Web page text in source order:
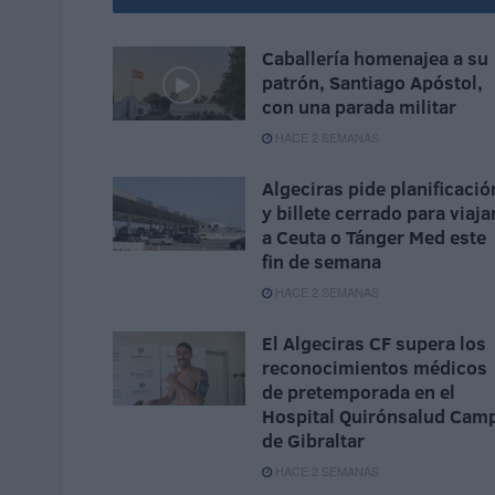
Caballería homenajea a su
patrón, Santiago Apóstol,
con una parada militar
HACE 2 SEMANAS
Algeciras pide
y billete cerrado para
a Ceuta o Tánger Med este
fin de semana
HACE 2 SEMANAS
El Algeciras CF supera los
reconocimientos médicos
de pretemporada en el
Hospital Quirónsalud
de Gibraltar
HACE 2 SEMANAS